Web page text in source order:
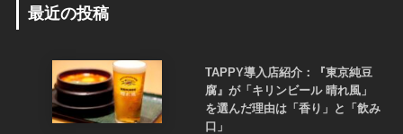
最近の投稿
TAPPY導入店紹介：『東京純豆
腐』が「キリンビール 晴れ風」
を選んだ理由は「香り」と「飲み
口」